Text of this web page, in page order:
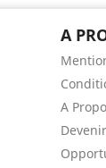
A
A